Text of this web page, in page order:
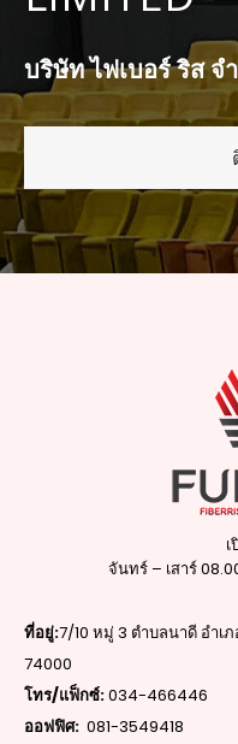
บริษัท ไฟเบอร์ ริส จ
จันทร์ – เสาร์
ที่อยู่:7/10 หมู่ 3 ตำบลนาดี อำเ
74000
โทร/แฟ็กซ์:034-466446
ออฟฟิศ: 081-3549418